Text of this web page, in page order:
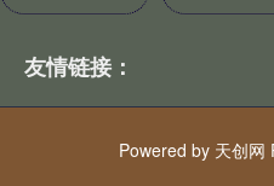
友情链接：
Powered by 天创网